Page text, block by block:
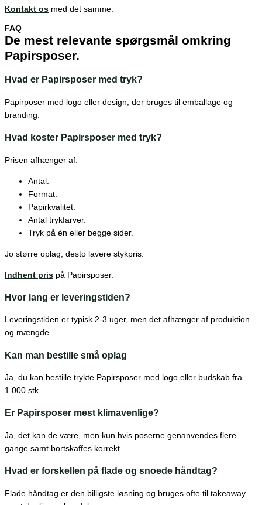
Kontakt os med det samme.
FAQ
De mest relevante spørgsmål omkring
Papirsposer.
Hvad er Papirsposer med tryk?
Papirposer med logo eller design, der bruges til emballage og
branding.
Hvad koster Papirsposer med tryk?
Prisen afhænger af:
Antal.
Format.
Papirkvalitet.
Antal trykfarver.
Tryk på én eller begge sider.
Jo større oplag, desto lavere stykpris.
Indhent pris på Papirsposer.
Hvor lang er leveringstiden?
Leveringstiden er typisk 2-3 uger, men det afhænger af produktion
og mængde.
Kan man bestille små oplag
Ja, du kan bestille trykte Papirsposer med logo eller budskab fra
1.000 stk.
Er Papirsposer mest klimavenlige?
Ja, det kan de være, men kun hvis poserne genanvendes flere
gange samt bortskaffes korrekt.
Hvad er forskellen på flade og snoede håndtag?
Flade håndtag er den billigste løsning og bruges ofte til takeaway